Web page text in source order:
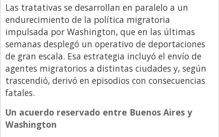
Medios
Millonarios
Minuto Lanzamiento
Negocios
Opinion
País
Política
Publicidad y Marketing
Las tratativas se desarrollan en paralelo a un
endurecimiento de la política migratoria
impulsada por Washington, que en las últimas
semanas desplegó un operativo de deportaciones
de gran escala. Esa estrategia incluyó el envío de
agentes migratorios a distintas ciudades y, según
trascendió, derivó en episodios con consecuencias
fatales.
Un acuerdo reservado entre Buenos Aires y
Washington